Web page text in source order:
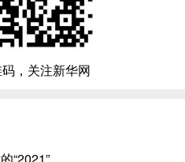
，关注新华网